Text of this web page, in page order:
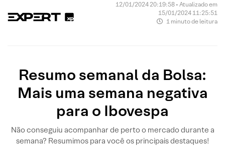
12/01/2024 20:19:58 • Atualizado em
15/01/2024 11:25:51
1 minuto de leitura
Resumo semanal da Bolsa:
Mais uma semana negativa
para o Ibovespa
Não conseguiu acompanhar de perto o mercado durante a
semana? Resumimos para você os principais destaques!